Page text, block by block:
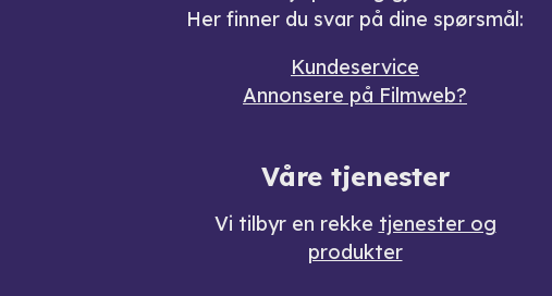
Her finner du svar på dine spørsmål:
Kundeservice
Annonsere på Filmweb?
Våre tjenester
Vi tilbyr en rekke tjenester og
produkter